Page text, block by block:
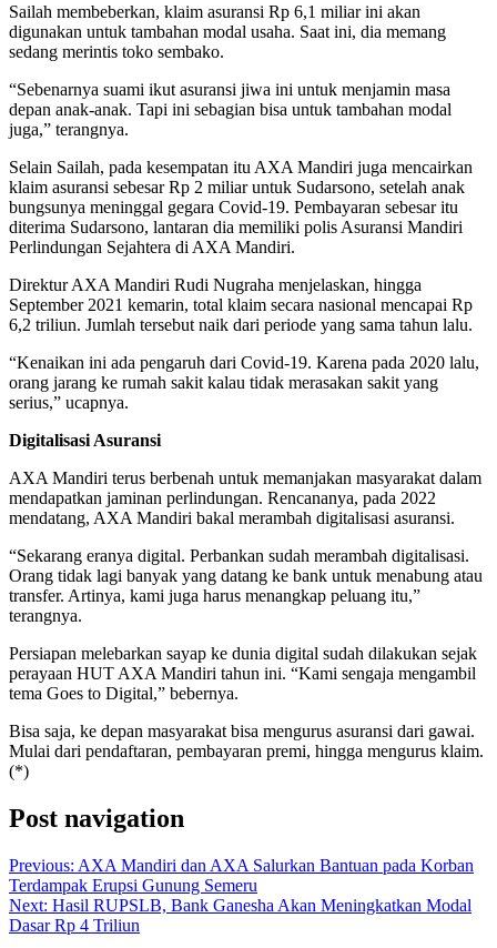
Sailah membeberkan, klaim asuransi Rp 6,1 miliar ini akan
digunakan untuk tambahan modal usaha. Saat ini, dia memang
sedang merintis toko sembako.
“Sebenarnya suami ikut asuransi jiwa ini untuk menjamin masa
depan anak-anak. Tapi ini sebagian bisa untuk tambahan modal
juga,” terangnya.
Selain Sailah, pada kesempatan itu AXA Mandiri juga mencairkan
klaim asuransi sebesar Rp 2 miliar untuk Sudarsono, setelah anak
bungsunya meninggal gegara Covid-19. Pembayaran sebesar itu
diterima Sudarsono, lantaran dia memiliki polis Asuransi Mandiri
Perlindungan Sejahtera di AXA Mandiri.
Direktur AXA Mandiri Rudi Nugraha menjelaskan, hingga
September 2021 kemarin, total klaim secara nasional mencapai Rp
6,2 triliun. Jumlah tersebut naik dari periode yang sama tahun lalu.
“Kenaikan ini ada pengaruh dari Covid-19. Karena pada 2020 lalu,
orang jarang ke rumah sakit kalau tidak merasakan sakit yang
serius,” ucapnya.
Digitalisasi Asuransi
AXA Mandiri terus berbenah untuk memanjakan masyarakat dalam
mendapatkan jaminan perlindungan. Rencananya, pada 2022
mendatang, AXA Mandiri bakal merambah digitalisasi asuransi.
“Sekarang eranya digital. Perbankan sudah merambah digitalisasi.
Orang tidak lagi banyak yang datang ke bank untuk menabung atau
transfer. Artinya, kami juga harus menangkap peluang itu,”
terangnya.
Persiapan melebarkan sayap ke dunia digital sudah dilakukan sejak
perayaan HUT AXA Mandiri tahun ini. “Kami sengaja mengambil
tema Goes to Digital,” bebernya.
Bisa saja, ke depan masyarakat bisa mengurus asuransi dari gawai.
Mulai dari pendaftaran, pembayaran premi, hingga mengurus klaim.
(*)
Post navigation
Previous: AXA Mandiri dan AXA Salurkan Bantuan pada Korban
Terdampak Erupsi Gunung Semeru
Next: Hasil RUPSLB, Bank Ganesha Akan Meningkatkan Modal
Dasar Rp 4 Triliun